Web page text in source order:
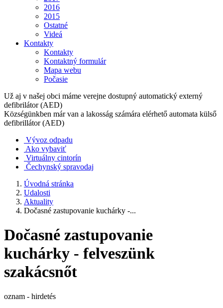
2016
2015
Ostatné
Videá
Kontakty
Kontakty
Kontaktný formulár
Mapa webu
Počasie
Už aj v našej obci máme verejne dostupný automatický externý
defibrilátor (AED)
Községünkben már van a lakosság számára elérhető automata külső
defibrillátor (AED)
Vývoz odpadu
Ako vybaviť
Virtuálny cintorín
Čechynský spravodaj
Úvodná stránka
Udalosti
Aktuality
Dočasné zastupovanie kuchárky -...
Dočasné zastupovanie
kuchárky - felveszünk
szakácsnőt
oznam - hirdetés